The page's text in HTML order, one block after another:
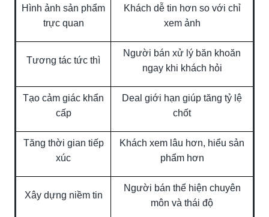
Hình ảnh sản phẩm
trực quan
Khách dễ tin hơn so với chỉ
xem ảnh
Tương tác tức thì
Người bán xử lý băn khoăn
ngay khi khách hỏi
Tạo cảm giác khẩn
cấp
Deal giới hạn giúp tăng tỷ lệ
chốt
Tăng thời gian tiếp
xúc
Khách xem lâu hơn, hiểu sản
phẩm hơn
Xây dựng niềm tin
Người bán thể hiện chuyên
môn và thái độ